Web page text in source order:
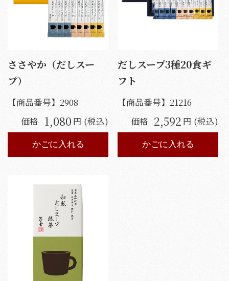
ささやか（だしスー
プ）
【商品番号】 2908
価格 1,080 円 (税込)
かごに入れる
だしスープ3種20食ギ
フト
【商品番号】 21216
価格 2,592 円 (税込)
かごに入れる